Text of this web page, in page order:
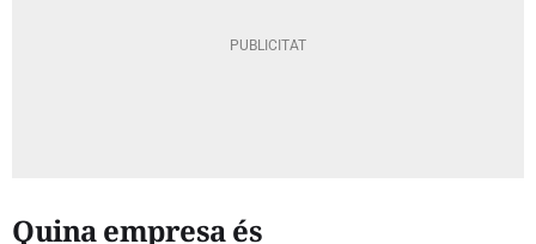
Quina empresa és